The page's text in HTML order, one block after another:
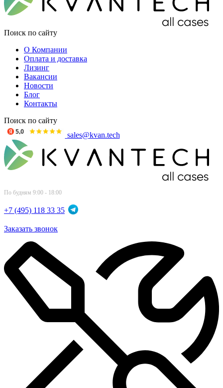
Поиск по сайту
О Компании
Оплата и доставка
Лизинг
Вакансии
Новости
Блог
Контакты
Поиск по сайту
sales@kvan.tech
По будням 9:00 - 18:00
+7 (495) 118 33 35
Заказать звонок